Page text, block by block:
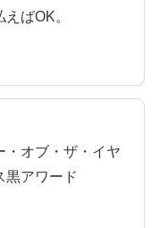
ばOK。
・オブ・ザ・イヤ
黒アワード